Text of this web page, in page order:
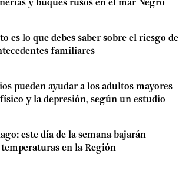
y buques rusos en el mar Negro
es lo que debes saber sobre el riesgo de
familiares
pueden ayudar a los adultos mayores
y la depresión, según un estudio
este día de la semana bajarán
en la Región